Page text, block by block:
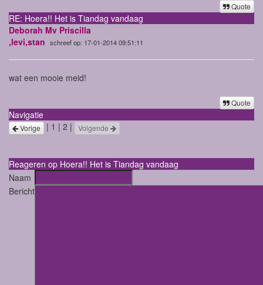
Quote
RE: Hoera!! Het is Tiandag vandaag
Deborah Mv Priscilla
,levi,stan schreef op: 17-01-2014 09:51:11
wat een mooie meid!
Quote
Navigatie
Vorige | 1 | 2 | Volgende
Reageren op Hoera!! Het is Tiandag vandaag
Naam
Bericht